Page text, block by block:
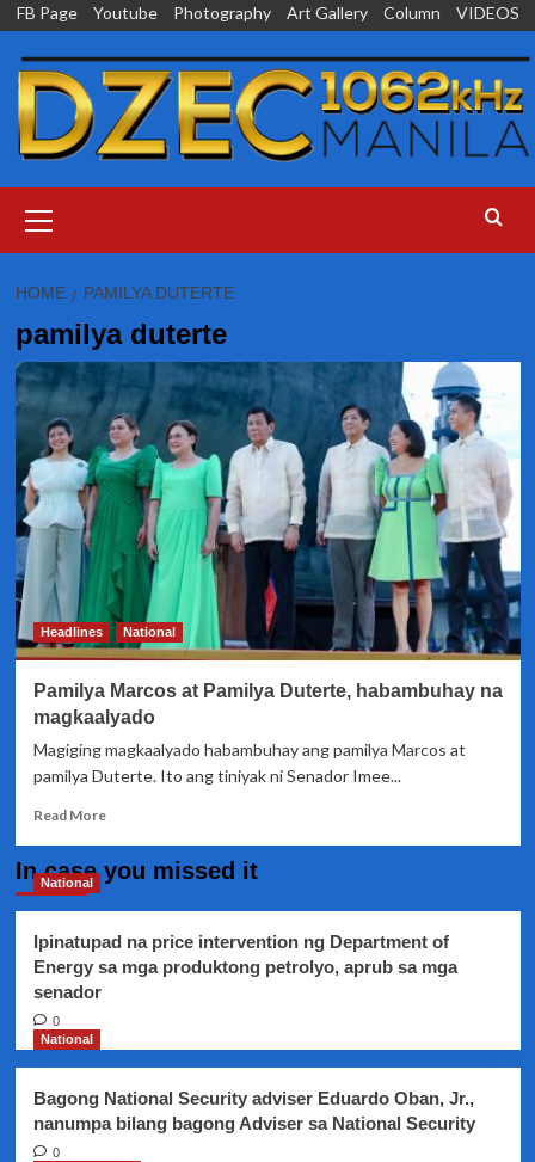
Skip
content
FB Page Youtube Photography Art Gallery Column VIDEOS
Menu
HOME PAMILYA DUTERTE
pamilya duterte
Headlines National
Pamilya Marcos at Pamilya Duterte, habambuhay na
magkaalyado
Magiging magkaalyado habambuhay ang pamilya Marcos at
pamilya Duterte. Ito ang tiniyak ni Senador Imee...
Read MoreRead
Pamilya
Pamilya
Duterte,
In case you missed it
National
Ipinatupad na price intervention ng Department of
Energy sa mga produktong petrolyo, aprub sa mga
senador
0
National
Bagong National Security adviser Eduardo Oban, Jr.,
nanumpa bilang bagong Adviser sa National Security
0